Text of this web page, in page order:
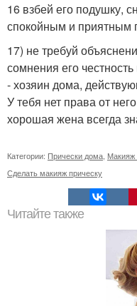
16 взбей его подушку,
спокойным и приятным
17) не требуй
сомнения его
- хозяин дома,
У тебя нет права от
хорошая жена всегда
Категории: Прически дома Макияж
Сделать макияж прическу
Читайте также